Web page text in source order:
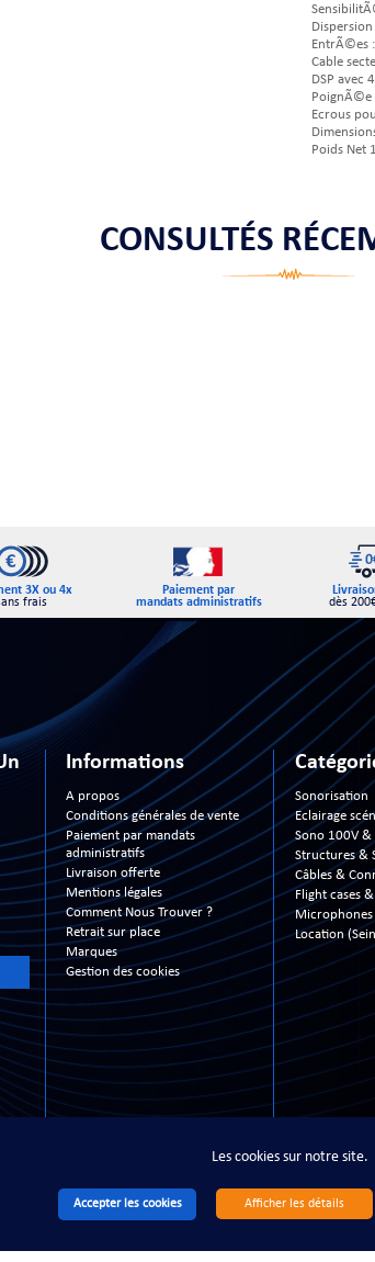
Les cookies sur notre site.
Accepter les cookies Afficher les détails
Dispersion
EntrÃ©es :
Cable
DSP avec
Ecrous
Poids Net
CONSULTÉS
3X ou 4x
frais
Paiement par
mandats administratifs
dès
Informations
A propos
Conditions générales de vente
Paiement par mandats
administratifs
Livraison offerte
Mentions légales
Comment Nous Trouver ?
Retrait sur place
Marques
Gestion des cookies
Sonorisation
Eclairage
Sono 100V &
Structures &
Câbles &
Flight cases
Microphones
Location
2013- 2026 www.technimusic.fr © - All Right Reserved -
Les cookies sur notre site.
Accepter les cookies Afficher les détails